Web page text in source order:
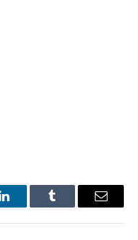
LinkedInTumblr Email